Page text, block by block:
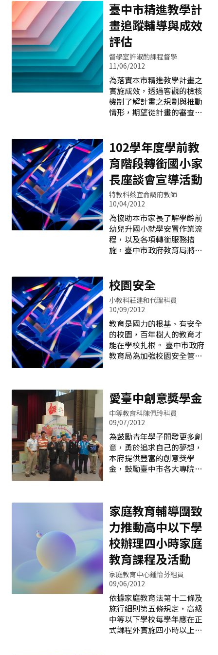
活化學校網路圖書系統，推
廣閱讀認證，建構閱讀友善
環境。在閱讀標竿方面，委
請西屯區大鵬國小辦理本市
閱讀磐石學校初選，藉由輔
導及訪視活動，獎勵並表彰
閱讀推動績優學校。 除外，
102年度推動館校合作計
畫，營造館校合作氛圍，增
進學校與社區圖書館合作，
透過各項推廣活動，促進學
造書香社區，同時辦理世界
書香日活動，落實書香校
園。 活動方面，持續辦理學
生文學創作徵文活動，出版
文學刊物「小榕樹第三
輯」，將本市學生各項文學
優良作品編輯成冊，提供教
師教學與參考運用，同時充
實各校圖書資源。再者，辦
理閱讀博覽會、繪本創作比
賽暨觀摩展、創意閱讀推銷
臺中市精進教學計
畫追蹤輔導與成效
評估
督學室許淑酌課程督學
11/06/2012
為落實本市精進教學計畫之
實施成效，透過客觀的檢核
機制了解計畫之規劃與推動
情形，期望從計畫的審查、
路控管平台了解精進教學執
行及改善情形，輔導追蹤機
制具體作法如下： 一、定期
召開本市精進教學計畫推動
小組會議，檢核本市子計畫
一、二執行情形，積極推動
本市精進教學計畫的執行成
效。 二、定期召開國民教育
輔導團各領域、議題輔導小
組召集人及副召集人之期
初、期中、期末團務會議，
重要教育資訊，彼此交流推
動工作執行經驗與做法，提
升輔導團專業能力與輔導功
能。 三、定期召開國民教育
輔導團各領域、議題輔導小
組專任輔導員會議，並檢核
各領域、議題輔導小組執行
情形、及提出面臨的困境並
參與場次研習，透過參與觀
察，實地瞭解研習計畫執行
運作，檢核各承辦學校辦理
102學年度學前教
育階段轉銜國小家
長座談會宣導活動
特教科蔡宜侖調府教師
10/04/2012
為協助本市家長了解學齡前
幼兒升國小就學安置作業流
程，以及各項轉銜服務措
施，臺中市政府教育局將分
銜國小家長座談會宣導活
動」。分別於民國101年10
月20日(星期六)假東區樂業
國小；10月21日(星期日)假
霧峰區霧峰國小；10月27日
（星期六）假南屯區南屯國
小；10月28日（星期日）假
西區忠明國小；11月3日
區清水國小辦理，活動時間
皆為上午八時至下午二時。
本宣導活動期使家長與輔導
教師了解個案未來之適性安
置方式，及保障特殊需求學
童受教權，提升本市特殊教
育服務品質。有需求之家長
可自由選擇任一場次參加，
報名方式請洽各社區資源中
國小陳馨卿老師及范淑雅老
師。
校園安全
小教科莊建和代理科員
10/09/2012
教育是國力的根基、有安全
的校園，百年樹人的教育才
能在學校扎根。 臺中市政府
教育局為加強校園安全管
害，爰參照教育部編製之
「國民中小學校園安全管理
手冊」針對本市各級學校條
件、實際狀況斟酌調整，茲
制定「臺中市國民中小學校
園安全管理檢核總表」供本
市所屬機關學校自主性檢
核，針對各國中小學童教學
檢視。 四大類檢核項目分別
為：「校園設施設備」、
「體育衛生保健」、「友善
校園」、「交通安全」，該
檢核總表於每年8/20、
11/20、2/20、5/20逐級核
章後分別送教育局中教科或
小教科及視督區督學審視彙
整。經由定期安全檢查，學
校可適時採取適當的措施、
隨時予以改善，提供學生安
全的學習環境。
愛臺中創意獎學金
中等教育科陳佩玲科員
09/07/2012
為鼓勵青年學子開發更多創
意，勇於追求自己的夢想，
本府提供豐富的創意獎學
金，鼓勵臺中市各大專院校
次活動不僅能為自己贏得創
意獎學金，更可以提升臺中
市創意文化水平。 本局業於
8月8日在新市政中心舉行
「愛臺中創意獎學金」宣傳
記者會，與會人員包括副市
長蔡炳坤、教育局副局長王
銘煜、議員劉士州、立委蔡
錦隆特助蔡柯隆等人都到
場。來自東山高中的啦啦
隊，表演活力四色，象徵青
年學子的創意源源不絕。 臺
家庭教育輔導團致
力推動高中以下學
校辦理四小時家庭
教育課程及活動
家庭教育中心鍾怡芬組員
09/06/2012
依據家庭教育法第十二條及
施行細則第五條規定，高級
中等以下學校每學年應在正
式課程外實施四小時以上家